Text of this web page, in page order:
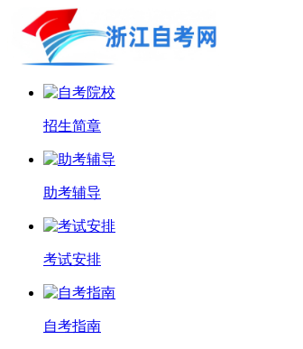
招生简章
助考辅导
考试安排
自考指南